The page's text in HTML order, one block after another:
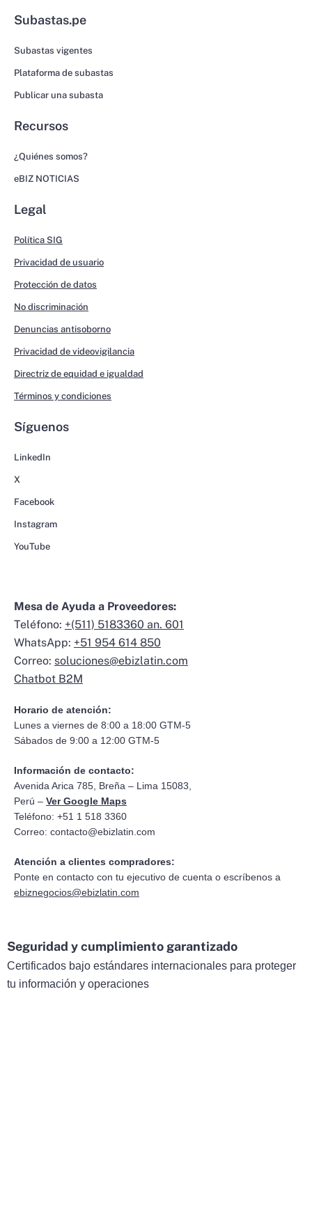
Subastas.pe
Subastas vigentes
Plataforma de subastas
Publicar una subasta
Recursos
¿Quiénes somos?
eBIZ NOTICIAS
Legal
Política SIG
Privacidad de usuario
Protección de datos
No discriminación
Denuncias antisoborno
Privacidad de videovigilancia
Directriz de equidad e igualdad
Términos y condiciones
Síguenos
LinkedIn
X
Facebook
Instagram
YouTube
Mesa de Ayuda a Proveedores:
Teléfono: +(511) 5183360 an. 601
WhatsApp: +51 954 614 850
Correo: soluciones@ebizlatin.com
Chatbot B2M
Horario de atención:
Lunes a viernes de 8:00 a 18:00 GTM-5
Sábados de 9:00 a 12:00 GTM-5
Información de contacto:
Avenida Arica 785, Breña – Lima 15083,
Perú – Ver Google Maps
Teléfono: +51 1 518 3360
Correo: contacto@ebizlatin.com
Atención a clientes compradores:
Ponte en contacto con tu ejecutivo de cuenta o escríbenos a
ebiznegocios@ebizlatin.com
Seguridad y cumplimiento garantizado
Certificados bajo estándares internacionales para proteger
tu información y operaciones